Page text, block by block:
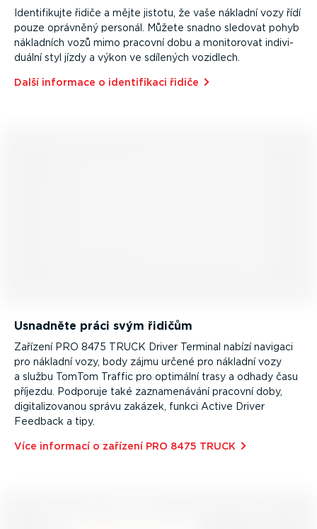
Identi­fi­kujte řidiče a mějte jistotu, že vaše nákladní vozy řídí
pouze oprávněný personál. Můžete snadno sledovat pohyb
nákladních vozů mimo pracovní dobu a monitorovat indivi­
duální styl jízdy a výkon ve sdílených vozidlech.
Další informace o identi­fikaci řidiče
Usnadněte práci svým řidičům
Zařízení PRO 8475 TRUCK Driver Terminal nabízí navigaci
pro nákladní vozy, body zájmu určené pro nákladní vozy
a službu TomTom Traffic pro optimální trasy a odhady času
příjezdu. Podporuje také zazna­me­návání pracovní doby,
digita­li­zo­vanou správu zakázek, funkci Active Driver
Feedback a tipy.
Více informací o zařízení PRO 8475 TRUCK